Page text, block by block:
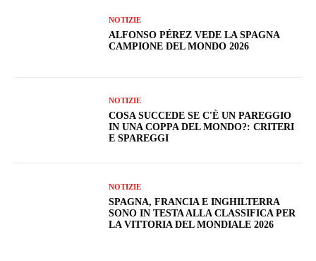
NOTIZIE
ALFONSO PÉREZ VEDE LA SPAGNA
CAMPIONE DEL MONDO 2026
NOTIZIE
COSA SUCCEDE SE C'È UN PAREGGIO
IN UNA COPPA DEL MONDO?: CRITERI
E SPAREGGI
NOTIZIE
SPAGNA, FRANCIA E INGHILTERRA
SONO IN TESTA ALLA CLASSIFICA PER
LA VITTORIA DEL MONDIALE 2026